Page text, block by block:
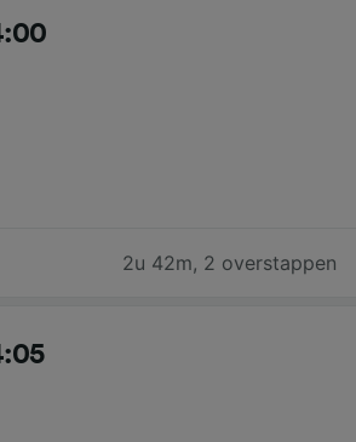
2u 42m, 2 overstappen